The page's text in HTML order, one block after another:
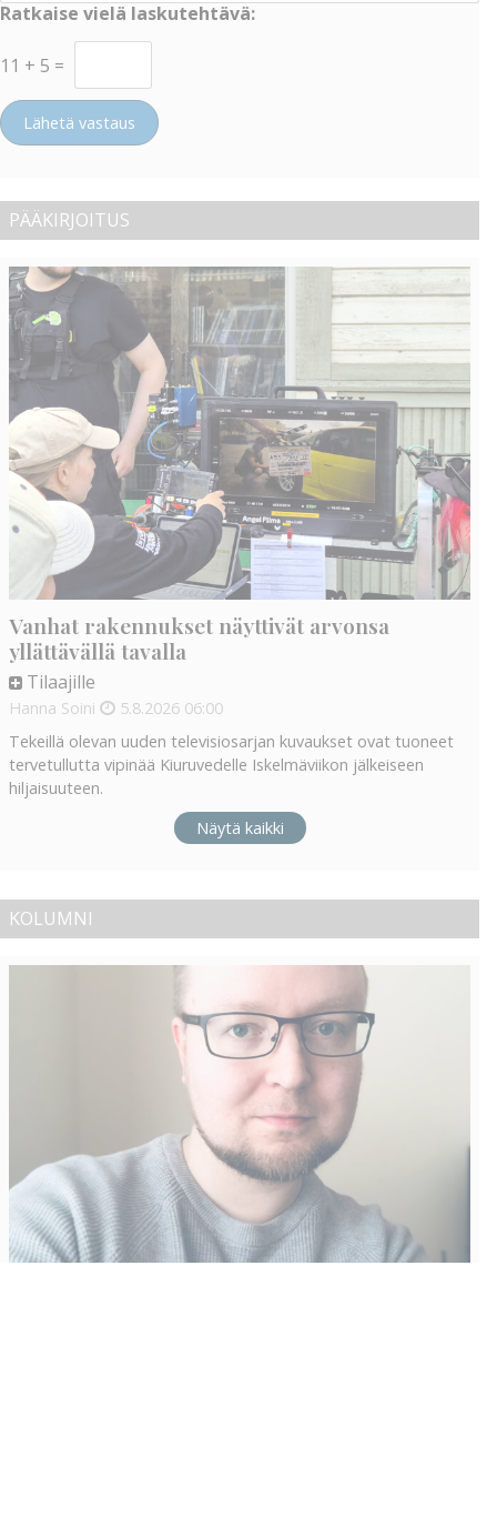
Ratkaise vielä laskutehtävä:
11 + 5 =
Lähetä vastaus
PÄÄKIRJOITUS
Vanhat rakennukset näyttivät arvonsa
yllättävällä tavalla
Tilaajille
Hanna Soini 5.8.2026 06:00
Tekeillä olevan uuden televisiosarjan kuvaukset ovat tuoneet
tervetullutta vipinää Kiuruvedelle Iskelmäviikon jälkeiseen
hiljaisuuteen.
Näytä kaikki
KOLUMNI